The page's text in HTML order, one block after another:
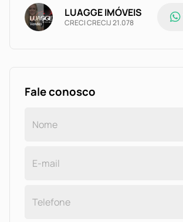
LUAGGE IMÓVEIS
CRECI CRECIJ 21.078
Fale conosco